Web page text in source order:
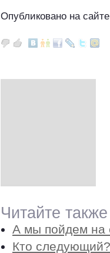
Опубликовано на
Читайте
А мы пойдем на
Кто следующий?